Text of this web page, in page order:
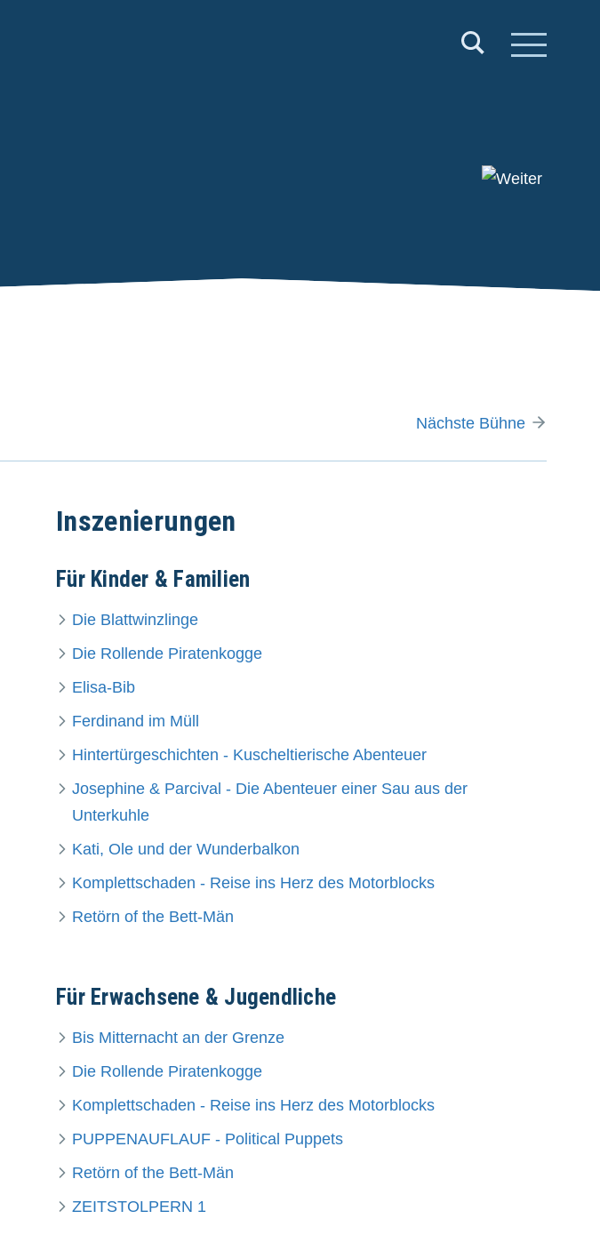
Nächste Bühne
Inszenierungen
Für Kinder & Familien
Die Blattwinzlinge
Die Rollende Piratenkogge
Elisa-Bib
Ferdinand im Müll
Hintertürgeschichten - Kuscheltierische Abenteuer
Josephine & Parcival - Die Abenteuer einer Sau aus der
Unterkuhle
Kati, Ole und der Wunderbalkon
Komplettschaden - Reise ins Herz des Motorblocks
Retörn of the Bett-Män
Für Erwachsene & Jugendliche
Bis Mitternacht an der Grenze
Die Rollende Piratenkogge
Komplettschaden - Reise ins Herz des Motorblocks
PUPPENAUFLAUF - Political Puppets
Retörn of the Bett-Män
ZEITSTOLPERN 1